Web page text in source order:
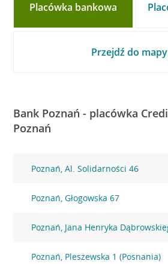
Placówka bankowa
Przejdź do mapy
Bank Poznań - placówka
Poznań
Poznań, Al. Solidarności 46
Poznań, Głogowska 67
Poznań, Jana Henryka
Poznań, Pleszewska 1 (Posnania)